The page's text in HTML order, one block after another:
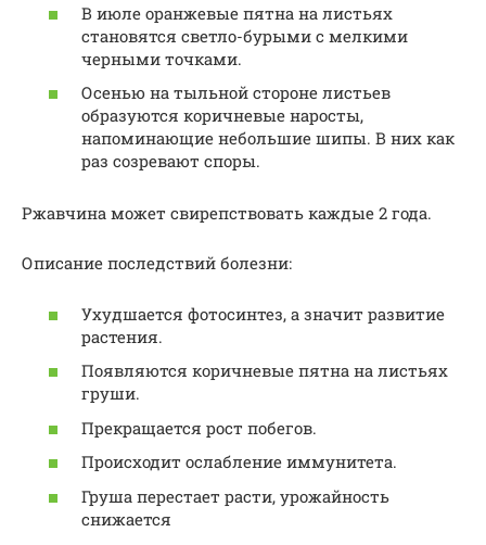
В июле оранжевые пятна на листьях
становятся светло-бурыми с мелкими
черными точками.
Осенью на тыльной стороне листьев
образуются коричневые наросты,
напоминающие небольшие шипы. В них как
раз созревают споры.
Ржавчина может свирепствовать каждые 2 года.
Описание последствий болезни:
Ухудшается фотосинтез, а значит развитие
растения.
Появляются коричневые пятна на листьях
груши.
Прекращается рост побегов.
Происходит ослабление иммунитета.
Груша перестает расти, урожайность
снижается